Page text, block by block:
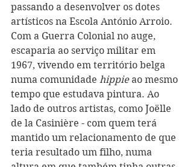
passando a desenvolver os dotes
artísticos na Escola António Arroio.
Com a Guerra Colonial no auge,
escaparia ao serviço militar em
1967, vivendo em território belga
numa comunidade hippie ao mesmo
tempo que estudava pintura. Ao
lado de outros artistas, como Joëlle
de la Casinière - com quem terá
mantido um relacionamento de que
teria resultado um filho, numa